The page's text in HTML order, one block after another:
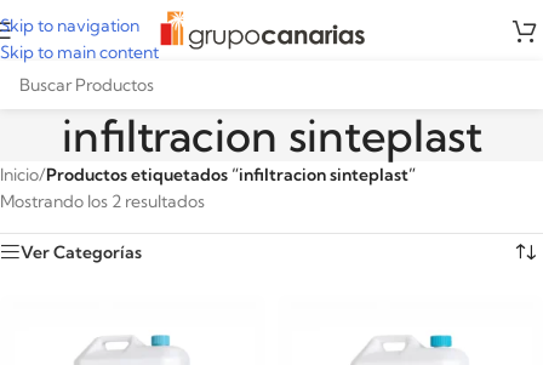
Skip to navigation
Skip to main content
infiltracion sinteplast
Inicio/Productos etiquetados “infiltracion sinteplast”
Mostrando los 2 resultados
Ver Categorías